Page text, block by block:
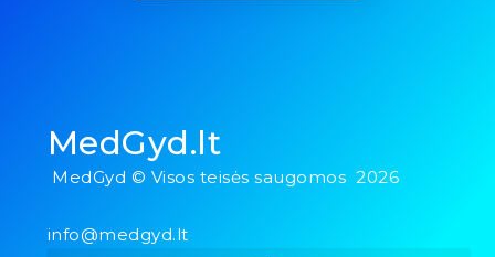
MedGyd.lt
MedGyd © Visos teisės saugomos 2026
info@medgyd.lt